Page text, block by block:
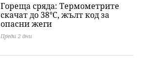
Гореща сряда: Термометрите
скачат до 38°C, жълт код за
опасни жеги
Преди 2 дни